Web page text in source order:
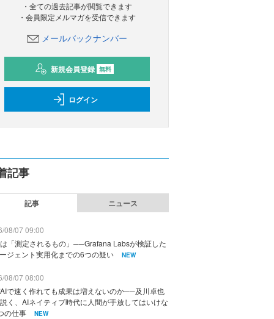
・全ての過去記事が閲覧できます
・会員限定メルマガを受信できます
メールバックナンバー
新規会員登録 無料
ログイン
記事
記事 ニュース
08/07 09:00
「測定されるもの」──Grafana Labsが検証した
ジェント実用化までの6つの疑い
NEW
08/07 08:00
で速く作れても成果は増えないのか──及川卓也
く、AIネイティブ時代に人間が手放してはいけな
の仕事
NEW